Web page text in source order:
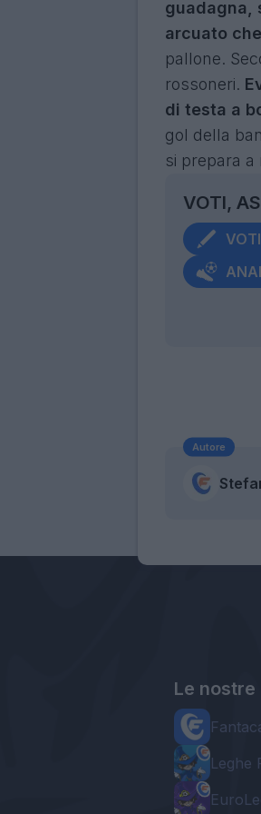
guadagna,
arcuato
pallone.
rossoneri.
di testa a
gol della
si prepara
VOTI,
Autore
Le nostre
Leghe